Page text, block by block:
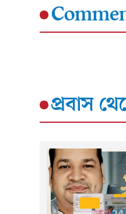
প্রবাস